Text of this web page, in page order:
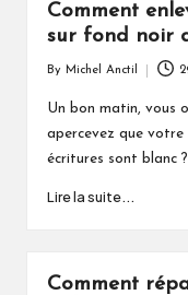
Comment
sur fond noir
by
By Michel Anctil
Un bon matin, vous
apercevez que
écritures sont blanc
Lire la suite...
Comment